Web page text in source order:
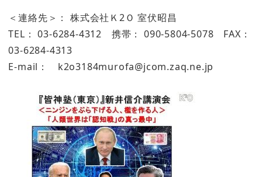
＜連絡先＞： 株式会社Ｋ2Ｏ 室伏昭昌
TEL： 03-6284-4312 携帯： 090-5804-5078 FAX：
03-6284-4313
E-mail： k2o3184murofa@jcom.zaq.ne.jp